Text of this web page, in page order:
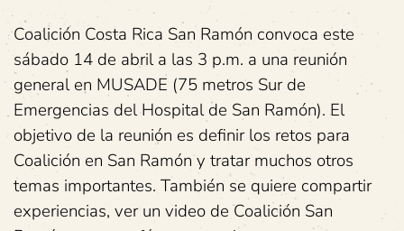
Coalición Costa Rica San Ramón convoca este
sábado 14 de abril a las 3 p.m. a una reunión
general en MUSADE (75 metros Sur de
Emergencias del Hospital de San Ramón). El
objetivo de la reunión es definir los retos para
Coalición en San Ramón y tratar muchos otros
temas importantes. También se quiere compartir
experiencias, ver un video de Coalición San